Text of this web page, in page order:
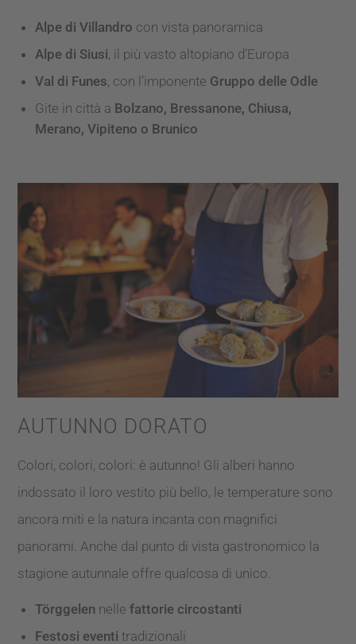
Alpe di Villandro con vista panoramica
Alpe di Siusi, il più vasto altopiano d’Europa
Val di Funes, con l’imponente Gruppo delle Odle
Gite in città a Bolzano, Bressanone, Chiusa,
Merano, Vipiteno o Brunico
AUTUNNO DORATO
Colori, colori, colori: è autunno! Gli alberi hanno
indossato il loro vestito più bello, le temperature sono
ancora miti e la natura incanta con magnifici
panorami. Anche dal punto di vista gastronomico la
stagione autunnale offre qualcosa di unico.
Törggelen nellefattorie circostanti
Festosi eventi tradizionali